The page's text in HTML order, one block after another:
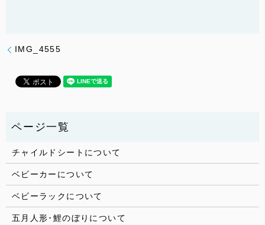
IMG_4555
チャイルドシートについて
ベビーカーについて
ベビーラックについて
五月人形･鯉のぼりについて